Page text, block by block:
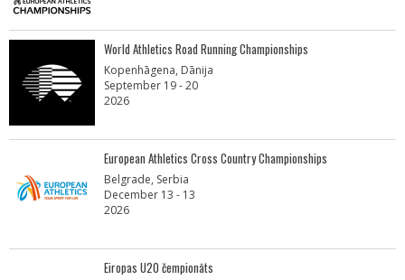
World Athletics Road Running Championships
Kopenhāgena, Dānija
September 19 - 20
2026
European Athletics Cross Country Championships
Belgrade, Serbia
December 13 - 13
2026
Eiropas U20 čempionāts